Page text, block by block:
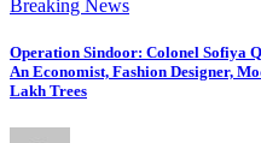
Breaking News
Operation Sindoor: Colonel Sofiya
An Economist, Fashion Designer,
Lakh Trees